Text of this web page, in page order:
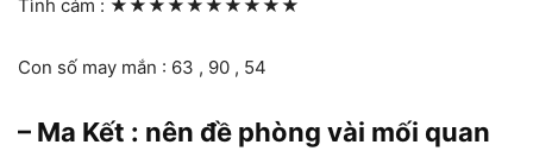
Tình cảm : ★★★★★★★★★★
Con số may mắn : 63 , 90 , 54
– Ma Kết : nên đề phòng vài mối quan